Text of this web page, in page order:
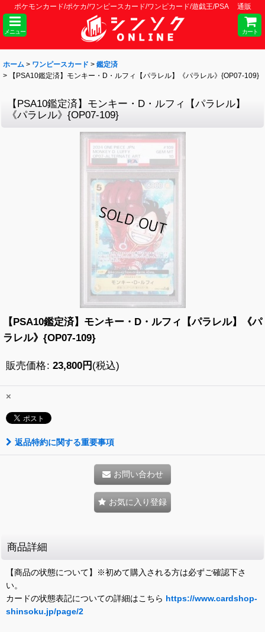
ポケモンカード/ポケカ/ワンピースカード/ワンピカード/遊戯王/PSA 通販
メニュー カート
ホーム > ワンピースカード > 鑑定済
>
【PSA10鑑定済】モンキー・D・ルフィ【パラレル】《パラレル》{OP07-109}
【PSA10鑑定済】モンキー・D・ルフィ【パラレル】
《パラレル》{OP07-109}
【PSA10鑑定済】モンキー・D・ルフィ【パラレル】《パ
ラレル》{OP07-109}
販売価格: 23,800円 (税込)
×
返品特約に関する重要事項
お問い合わせ
お気に入り登録
商品詳細
【商品の状態について】※初めて購入される方は必ずご確認下さ
い。
カードの状態表記についての詳細はこちら https://www.cardshop-
shinsoku.jp/page/2